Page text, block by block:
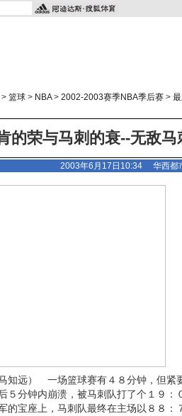
> 篮球 > NBA> 2002-2003赛季NBA季后赛 >
的荣与马刺的衰--无敌
2003年6月17日10:34 华西都
远） 一场篮球赛有４８分钟，但紧
５分钟内崩溃，被马刺队打了个１９
的宝座上，马刺队最终在主场以８８：